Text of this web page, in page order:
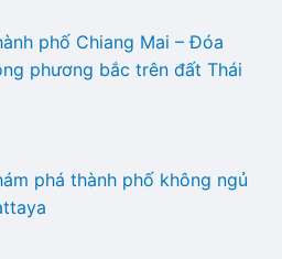
phố Chiang Mai – Đóa
phương bắc trên đất Thái
phá thành phố không ngủ